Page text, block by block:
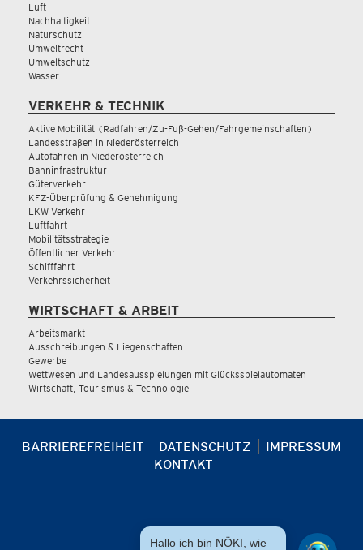
Luft
Nachhaltigkeit
Naturschutz
Umweltrecht
Umweltschutz
Wasser
VERKEHR & TECHNIK
Aktive Mobilität (Radfahren/Zu-Fuß-Gehen/Fahrgemeinschaften)
Landesstraßen in Niederösterreich
Autofahren in Niederösterreich
Bahninfrastruktur
Güterverkehr
KFZ-Überprüfung & Genehmigung
LKW Verkehr
Luftfahrt
Mobilitätsstrategie
Öffentlicher Verkehr
Schifffahrt
Verkehrssicherheit
WIRTSCHAFT & ARBEIT
Arbeitsmarkt
Ausschreibungen & Liegenschaften
Gewerbe
Wettwesen und Landesausspielungen mit Glücksspielautomaten
Wirtschaft, Tourismus & Technologie
BARRIEREFREIHEIT DATENSCHUTZ
IMPRESSUM
KONTAKT
Hallo ich bin NÖKI, wie